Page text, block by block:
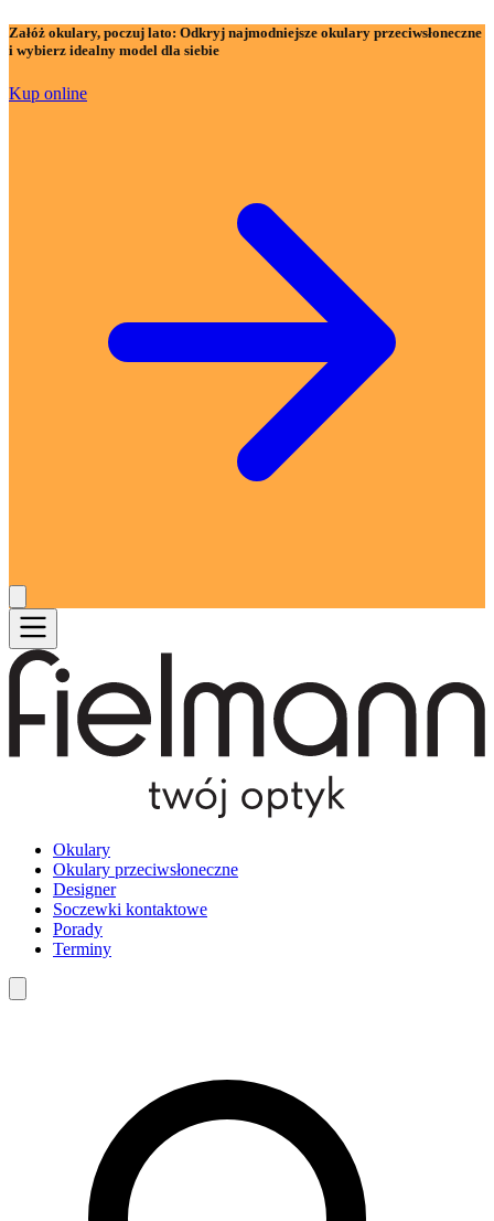
Załóż okulary, poczuj lato: Odkryj najmodniejsze okulary przeciwsłoneczne
i wybierz idealny model dla siebie
Kup online
Okulary
Okulary przeciwsłoneczne
Designer
Soczewki kontaktowe
Porady
Terminy